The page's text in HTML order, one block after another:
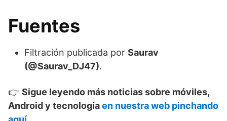
Fuentes
Filtración publicada por Saurav
(@Saurav_DJ47).
👉 Sigue leyendo más noticias sobre móviles,
Android y tecnologíaen nuestra web pinchando